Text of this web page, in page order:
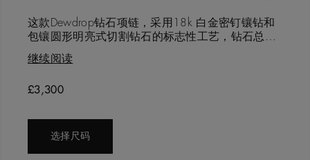
这款Dewdrop钻石项链，采用18k 白金密钉镶钻和
包镶圆形明亮式切割钻石的标志性工艺，钻石总重
希望的露珠，点点闪烁，熠熠发光，具有现代而永
继续阅读
£3,300
选择尺码